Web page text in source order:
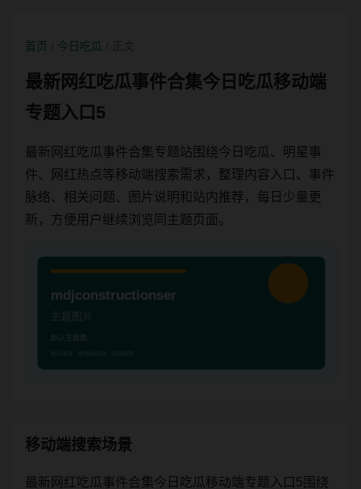
首页 今日吃瓜
最新网红吃瓜事件合集今日吃瓜移动端
专题入口5
最新网红吃瓜事件合集专题站围绕今日吃瓜、明星事
件、网红热点等移动端搜索需求，整理内容入口、事件
脉络、相关问题、图片说明和站内推荐，每日少量更
新，方便用户继续浏览同主题页面。
移动端搜索场景
最新网红吃瓜事件合集今日吃瓜移动端专题入口5围绕